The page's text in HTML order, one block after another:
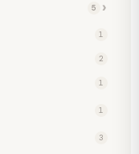
5
1
2
1
1
3